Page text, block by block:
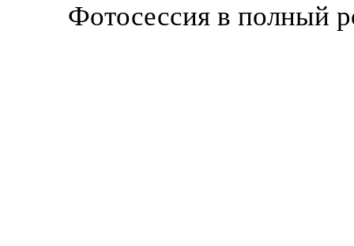
Фотосессия в полный